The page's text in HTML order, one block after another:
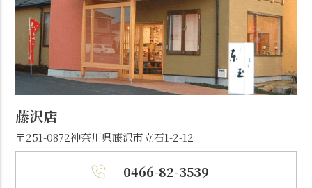
藤沢店
〒251-0872神奈川県藤沢市立石1-2-12
0466-82-3539